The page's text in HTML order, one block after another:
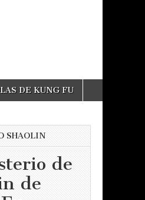
DE KUNG FU
SHAOLIN
de
de